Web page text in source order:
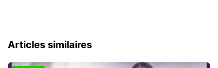
Articles similaires